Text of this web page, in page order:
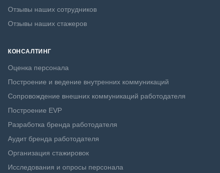
Отзывы наших сотрудников
Отзывы наших стажеров
КОНСАЛТИНГ
Оценка персонала
Построение и ведение внутренних коммуникаций
Сопровождение внешних коммуникаций работодателя
Построение EVP
Разработка бренда работодателя
Аудит бренда работодателя
Организация стажировок
Исследования и опросы персонала